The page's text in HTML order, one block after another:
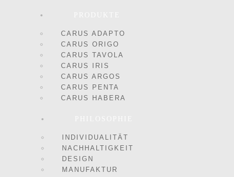
CARUS ADAPTO
CARUS ORIGO
CARUS TAVOLA
CARUS IRIS
CARUS ARGOS
CARUS PENTA
CARUS HABERA
INDIVIDUALITÄT
NACHHALTIGKEIT
DESIGN
MANUFAKTUR